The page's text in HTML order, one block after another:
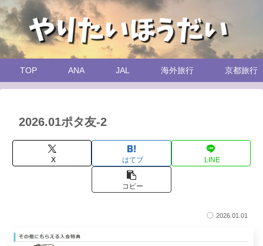
TOP ANA JAL 海外旅行 京都旅行
2026.01ポタ友-2
X はてブ LINE
コピー
2026.01.01